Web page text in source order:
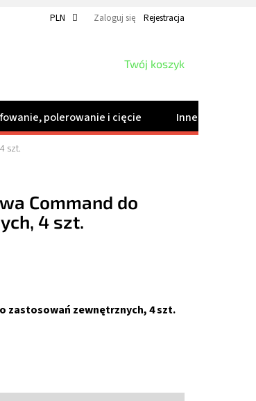
PLN Zaloguj się Rejestracja
KOSZYK
Twój koszyk
polerowanie i cięcie Inne produkty
szt.
zastosowań zewnętrznych, 4 szt.
Command do
4 szt.